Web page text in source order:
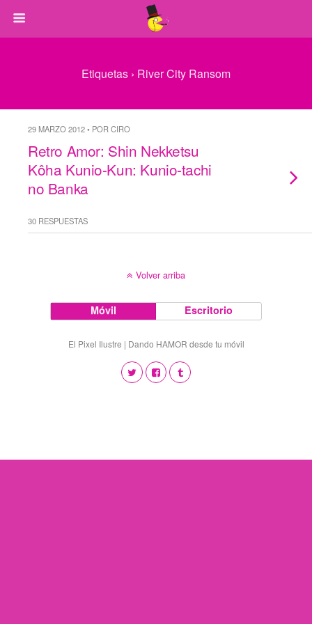
Etiquetas › River City Ransom
29 MARZO 2012 • POR CIRO
Retro Amor: Shin Nekketsu
Kôha Kunio-Kun: Kunio-tachi
no Banka
30 RESPUESTAS
Volver arriba
Móvil Escritorio
El Pixel Ilustre | Dando HAMOR desde tu móvil